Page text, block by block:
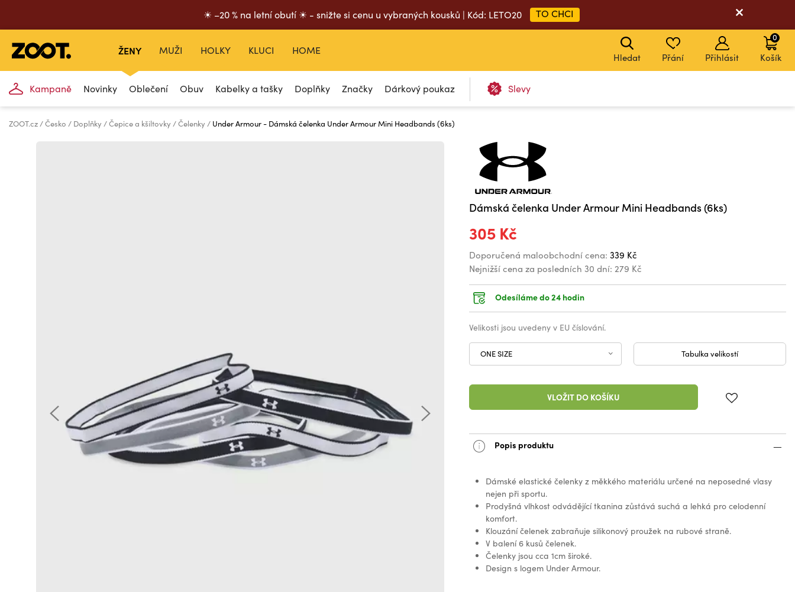
☀ –20 % na letní obutí ☀ - snižte si cenu u vybraných kousků | Kód: LETO20 TO CHCI
ŽENY
Kampaně Novinky Oblečení Obuv Kabelky a tašky Doplňky Značky Dárkový poukaz Slevy
MUŽI HOLKY KLUCI HOME
Hledat Přání Přihlásit Košík
0
ZOOT.cz Česko Doplňky Čepice a kšiltovky Čelenky Under Armour - Dámská čelenka Under Armour Mini Headbands (6ks)
Dámská čelenka Under Armour Mini Headbands (6ks)
305 Kč
Doporučená maloobchodní cena: 339 Kč
Nejnižší cena za posledních 30 dní: 279 Kč
Odesíláme do 24 hodin
Velikosti jsou uvedeny v EU číslování.
ONE SIZE Tabulka velikostí
VLOŽIT DO KOŠÍKU
Popis produktu
Dámské elastické čelenky z měkkého materiálu určené na neposedné vlasy
nejen při sportu.
Prodyšná vlhkost odvádějící tkanina zůstává suchá a lehká pro celodenní
komfort.
Klouzání čelenek zabraňuje silikonový proužek na rubové straně.
V balení 6 kusů čelenek.
Čelenky jsou cca 1cm široké.
Design s logem Under Armour.